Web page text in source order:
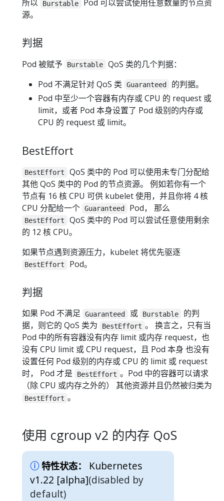
所以 Burstable
Pod 可以尝试使用任意数量的节点资
源。
判据
Pod 被赋予 Burstable
QoS 类的几个判据：
Pod 不满足针对 QoS 类
Guaranteed
的判据。
Pod 中至少一个容器有内存或 CPU 的 request 或
limit，或者 Pod 本身设置了 Pod 级别的内存或
CPU 的 request 或 limit。
BestEffort
BestEffort
QoS 类中的 Pod 可以使用未专门分配给
其他 QoS 类中的 Pod 的节点资源。 例如若你有一个
节点有 16 核 CPU 可供 kubelet 使用，并且你将 4 核
CPU 分配给一个 Guaranteed Pod， 那么
BestEffort
QoS 类中的 Pod 可以尝试任意使用剩余
的 12 核 CPU。
如果节点遇到资源压力，kubelet 将优先驱逐
BestEffort Pod。
判据
如果 Pod 不满足 Guaranteed 或 Burstable
的判
据，则它的 QoS 类为
BestEffort 。 换言之，只有当
Pod 中的所有容器没有内存 limit 或内存 request，也
没有 CPU limit 或 CPU request，且 Pod 本身 也没有
设置任何 Pod 级别的内存或 CPU 的 limit 或 request
时， Pod 才是
BestEffort 。Pod 中的容器可以请求
（除 CPU 或内存之外的） 其他资源并且仍然被归类为
BestEffort 。
使用 cgroup v2 的内存 QoS
特性状态：
Kubernetes
v1.22 [alpha](disabled by
default)